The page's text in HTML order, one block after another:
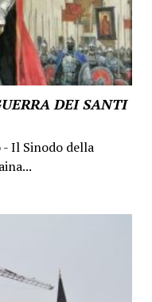
DEI SANTI
- Il Sinodo della